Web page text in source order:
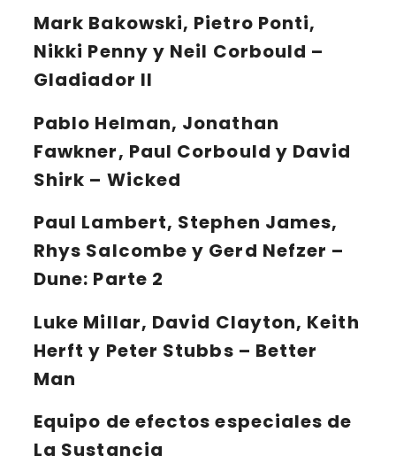
Mark Bakowski, Pietro Ponti,
Nikki Penny y Neil Corbould –
Gladiador II
Pablo Helman, Jonathan
Fawkner, Paul Corbould y David
Shirk – Wicked
Paul Lambert, Stephen James,
Rhys Salcombe y Gerd Nefzer –
Dune: Parte 2
Luke Millar, David Clayton, Keith
Herft y Peter Stubbs – Better
Man
Equipo de efectos especiales de
La Sustancia